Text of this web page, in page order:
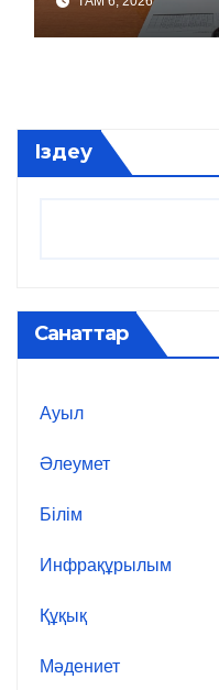
Іздеу
Санаттар
Ауыл
Әлеумет
Білім
Инфрақұрылым
Құқық
Мәдениет